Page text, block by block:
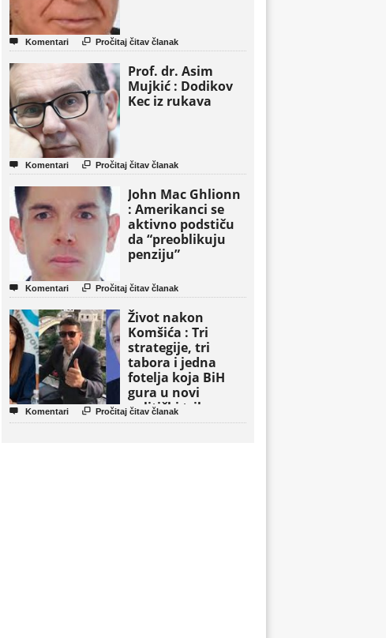
 Komentari  Pročitaj čitav članak
Prof. dr. Asim
Mujkić : Dodikov
Kec iz rukava
 Komentari  Pročitaj čitav članak
John Mac Ghlionn
: Amerikanci se
aktivno podstiču
da “preoblikuju
penziju”
 Komentari  Pročitaj čitav članak
Život nakon
Komšića : Tri
strategije, tri
tabora i jedna
fotelja koja BiH
gura u novi
politički triler
 Komentari  Pročitaj čitav članak